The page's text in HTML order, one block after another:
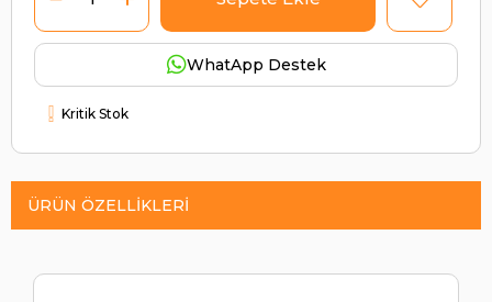
WhatApp Destek
Kritik Stok
ÜRÜN ÖZELLIKLERI